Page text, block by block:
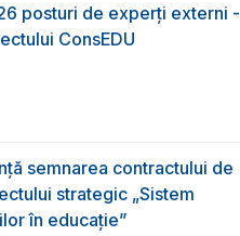
posturi de experți externi -
ConsEDU
semnarea contractului de
strategic „Sistem
în educație”